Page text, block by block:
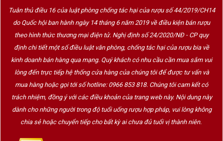
tiếng ởEmilia-Romagna– một trong những khu
vực trồng nho và làm rượu nổi tiếng nhất phía Bắc
nước Ý, nằm giữa dãy núi Apennines và vùng đồng
bằng Po.
Xu hướng sử dụng
Rượu Vang Ngọt Queen Livia SemiDolce là lựa
chọn:
Tuân thủ điều 16 của luật phòng chống tác hại của rượu số 44/2019/CH14
do Quốc hội ban hành ngày 14 tháng 6 năm 2019 về điều kiện bán rượu
theo hình thức thương mại điện tử. Nghị định số 24/2020/NĐ - CP quy
định chi tiết một số điều luật văn phòng, chống tác hại của rượu bia về
kinh doanh bán hàng qua mạng. Quý khách có nhu cầu cần mua sắm vui
lòng đến trực tiếp hệ thống cửa hàng của chúng tôi để được tư vấn và
mua hàng hoặc gọi tới số hotline: 0966 853 818. Chúng tôi cam kết có
trách nhiệm, đồng ý với các điều khoản của trang web này. Nội dung này
dành cho những người trong độ tuổi uống rượu hợp pháp, vui lòng không
chia sẻ hoặc chuyển tiếp cho bất kỳ ai chưa đủ tuổi vị thành niên.